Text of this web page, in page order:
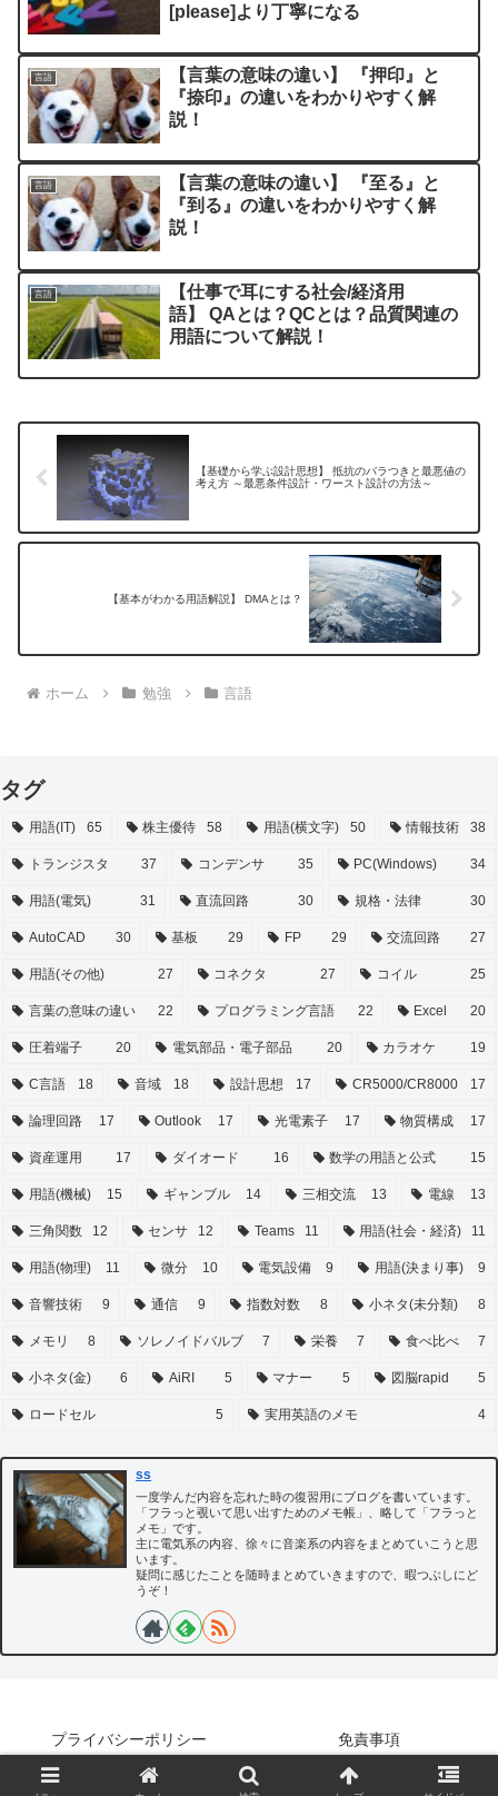
[please]より丁寧になる
言語
【言葉の意味の違い】 『押印』と
『捺印』の違いをわかりやすく解
説！
言語
【言葉の意味の違い】 『至る』と
『到る』の違いをわかりやすく解
説！
言語
【仕事で耳にする社会/経済用
語】 QAとは？QCとは？品質関連の
用語について解説！
【基礎から学ぶ設計思想】 抵抗のバラつきと最悪値の
考え方 ～最悪条件設計・ワースト設計の方法～
【基本がわかる用語解説】 DMAとは？
ホーム 勉強 言語
タグ
用語(IT) 65 株主優待 58 用語(横文字) 50 情報技術 38
トランジスタ 37 コンデンサ 35 PC(Windows) 34
用語(電気) 31 直流回路 30 規格・法律 30
AutoCAD 30 基板 29 FP 29 交流回路 27
用語(その他) 27 コネクタ 27 コイル 25
言葉の意味の違い 22 プログラミング言語 22 Excel 20
圧着端子 20 電気部品・電子部品 20 カラオケ 19
C言語 18 音域 18 設計思想 17 CR5000/CR8000 17
論理回路 17 Outlook 17 光電素子 17 物質構成 17
資産運用 17 ダイオード 16 数学の用語と公式 15
用語(機械) 15 ギャンブル 14 三相交流 13 電線 13
三角関数 12 センサ 12 Teams 11 用語(社会・経済) 11
用語(物理) 11 微分 10 電気設備 9 用語(決まり事) 9
音響技術 9 通信 9 指数対数 8 小ネタ(未分類) 8
メモリ 8 ソレノイドバルブ 7 栄養 7 食べ比べ 7
小ネタ(金) 6 AiRI 5 マナー 5 図脳rapid 5
ロードセル 5 実用英語のメモ 4
ss
一度学んだ内容を忘れた時の復習用にブログを書いています。
「フラっと覗いて思い出すためのメモ帳」、略して「フラっと
メモ」です。
主に電気系の内容、徐々に音楽系の内容をまとめていこうと思
います。
疑問に感じたことを随時まとめていきますので、暇つぶしにど
うぞ！
プライバシーポリシー 免責事項
Copyright © 2022-2026 フラっとメモ！！ All Rights Reserved.